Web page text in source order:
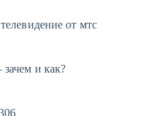
от мтс
и как?